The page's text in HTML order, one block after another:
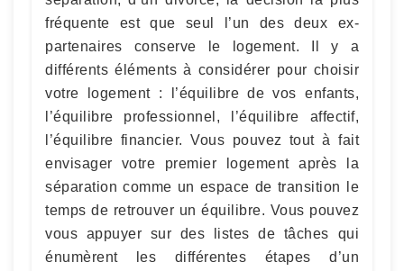
fréquente est que seul l’un des deux ex-
partenaires conserve le logement. Il y a
différents éléments à considérer pour choisir
votre logement : l’équilibre de vos enfants,
l’équilibre professionnel, l’équilibre affectif,
l’équilibre financier. Vous pouvez tout à fait
envisager votre premier logement après la
séparation comme un espace de transition le
temps de retrouver un équilibre. Vous pouvez
vous appuyer sur des listes de tâches qui
énumèrent les différentes étapes d’un